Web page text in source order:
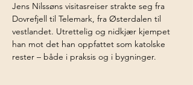
Jens Nilssøns visitasreiser strakte seg fra
Dovrefjell til Telemark, fra Østerdalen til
vestlandet. Utrettelig og nidkjær kjempet
han mot det han oppfattet som katolske
rester – både i praksis og i bygninger.